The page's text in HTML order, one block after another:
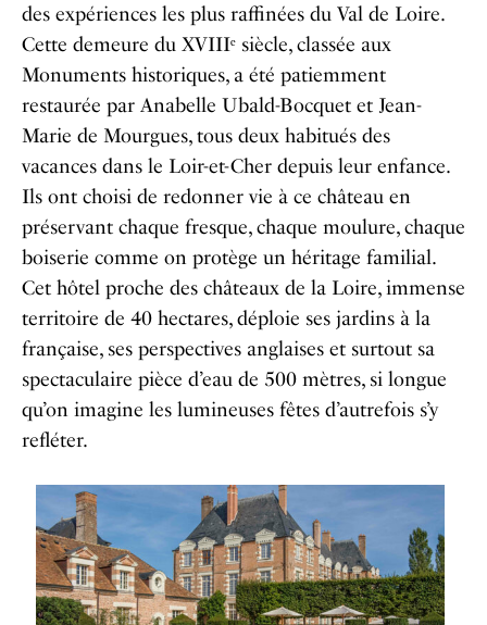
des expériences les plus raffinées du Val de Loire.
Cette demeure du XVIIIᵉ siècle, classée aux
Monuments historiques, a été patiemment
restaurée par Anabelle Ubald-Bocquet et Jean-
Marie de Mourgues, tous deux habitués des
vacances dans le Loir-et-Cher depuis leur enfance.
Ils ont choisi de redonner vie à ce château en
préservant chaque fresque, chaque moulure, chaque
boiserie comme on protège un héritage familial.
Cet hôtel proche des châteaux de la Loire, immense
territoire de 40 hectares, déploie ses jardins à la
française, ses perspectives anglaises et surtout sa
spectaculaire pièce d’eau de 500 mètres, si longue
qu’on imagine les lumineuses fêtes d’autrefois s’y
refléter.